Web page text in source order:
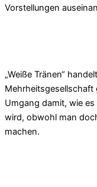
Vorstellungen
„Weiße Tränen“
Umgang damit, wie
wird, obwohl man
machen.